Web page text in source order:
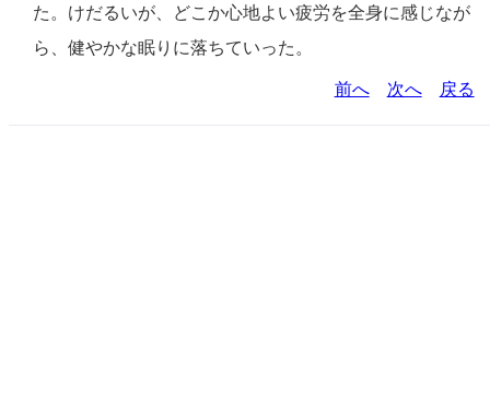
た。けだるいが、どこか心地よい疲労を全身に感じなが
ら、健やかな眠りに落ちていった。
前へ 次へ 戻る